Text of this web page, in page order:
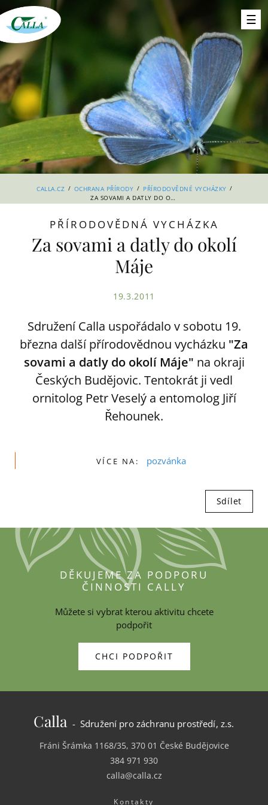
CALLA.CZ / OCHRANA PŘÍRODY / PŘÍRODOVĚDNÉ VYCHÁZKY /
ZA SOVAMI A DATLY DO OKOLÍ MÁJE
PŘÍRODOVĚDNÁ VYCHÁZKA
Za sovami a datly do okolí
Máje
19.3.2011
Sdružení Calla uspořádalo v sobotu 19.
března další přírodovědnou vycházku "Za
sovami a datly do okolí Máje" na okraji
Českých Budějovic. Tentokrát ji vedl
ornitolog Petr Veselý a entomolog Jiří
Řehounek.
VÍCE NA: pozvánka
Sdílet
DĚKUJEME ZA PODPORU
ČINNOSTI CALLY
Můžete si vybrat kterou aktivitu chcete
podpořit
CHCI PODPOŘIT
Calla- Sdružení pro záchranu prostředí, z.s.
Fráni Šrámka 1168/35, 370 01 České Budějovice
384 971 930
calla@calla.cz
Kontakty